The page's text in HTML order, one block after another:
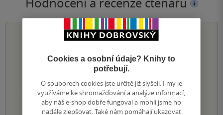
0.0z5
0hodnocení čtenářů
0×
5 hvězdiček
Cookies a osobní údaje? Knihy to
potřebují.
O souborech cookies jste určitě již slyšeli. I my je
využíváme ke shromažďování a analýze informací,
aby náš e-shop dobře fungoval a mohli jsme ho
nadále zlepšovat. Také nám pomáhají ukazovat